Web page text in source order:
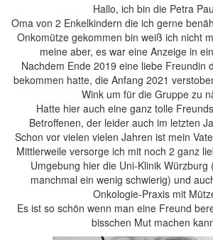
Hallo, ich bin die Petra
Oma von 2 Enkelkindern die ich gerne
Onkomütze gekommen bin weiß ich nicht
meine aber, es war eine Anzeige in
Nachdem Ende 2019 eine liebe Freundin
bekommen hatte, die Anfang 2021
Wink um für die Gruppe zu
Hatte hier auch eine ganz tolle
Betroffenen, der leider auch im letzten
Schon vor vielen vielen Jahren ist mein
Mittlerweile versorge ich mit noch 2 ganz
Umgebung hier die Uni-Klinik Würzburg
manchmal ein wenig schwierig) und
Onkologie-Praxis mit
Es ist so schön wenn man eine Freund
bisschen Mut machen